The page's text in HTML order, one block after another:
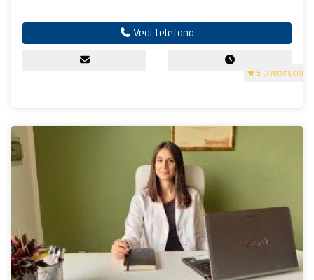
5 (1 recensioni)
Vedi telefono